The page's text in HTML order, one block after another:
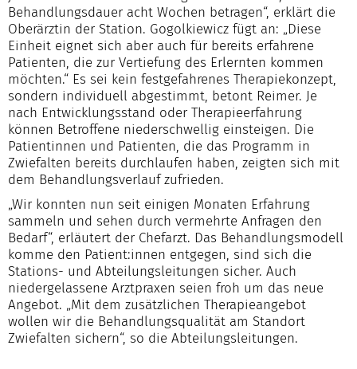
Behandlungsdauer acht Wochen betragen“, erklärt die
Oberärztin der Station. Gogolkiewicz fügt an: „Diese
Einheit eignet sich aber auch für bereits erfahrene
Patienten, die zur Vertiefung des Erlernten kommen
möchten.“ Es sei kein festgefahrenes Therapiekonzept,
sondern individuell abgestimmt, betont Reimer. Je
nach Entwicklungsstand oder Therapieerfahrung
können Betroffene niederschwellig einsteigen. Die
Patientinnen und Patienten, die das Programm in
Zwiefalten bereits durchlaufen haben, zeigten sich mit
dem Behandlungsverlauf zufrieden.
„Wir konnten nun seit einigen Monaten Erfahrung
sammeln und sehen durch vermehrte Anfragen den
Bedarf“, erläutert der Chefarzt. Das Behandlungsmodell
komme den Patient:innen entgegen, sind sich die
Stations- und Abteilungsleitungen sicher. Auch
niedergelassene Arztpraxen seien froh um das neue
Angebot. „Mit dem zusätzlichen Therapieangebot
wollen wir die Behandlungsqualität am Standort
Zwiefalten sichern“, so die Abteilungsleitungen.